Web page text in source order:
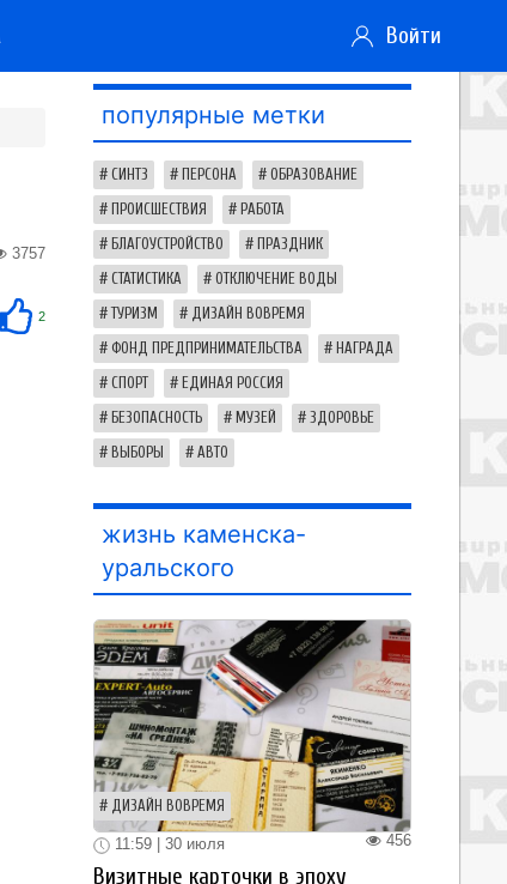
Войти
3757
2
популярные метки
СИНТЗ ПЕРСОНА ОБРАЗОВАНИЕ
ПРОИСШЕСТВИЯ РАБОТА
БЛАГОУСТРОЙСТВО ПРАЗДНИК
СТАТИСТИКА ОТКЛЮЧЕНИЕ ВОДЫ
ТУРИЗМ ДИЗАЙН ВОВРЕМЯ
ФОНД ПРЕДПРИНИМАТЕЛЬСТВА НАГРАДА
СПОРТ ЕДИНАЯ РОССИЯ
БЕЗОПАСНОСТЬ МУЗЕЙ ЗДОРОВЬЕ
ВЫБОРЫ АВТО
жизнь каменска-
уральского
ДИЗАЙН ВОВРЕМЯ
456
11:59 | 30 июля
Визитные карточки в эпоху